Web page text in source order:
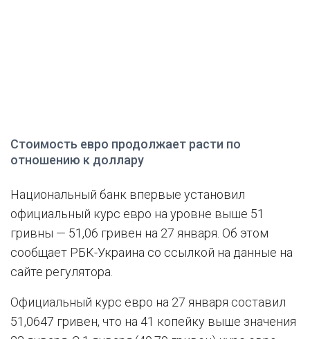
Стоимость евро продолжает расти по
отношению к доллару
Национальный банк впервые установил
официальный курс евро на уровне выше 51
гривны — 51,06 гривен на 27 января. Об этом
сообщает РБК-Украина со ссылкой на данные на
сайте регулятора.
Официальный курс евро на 27 января составил
51,0647 гривен, что на 41 копейку выше значения